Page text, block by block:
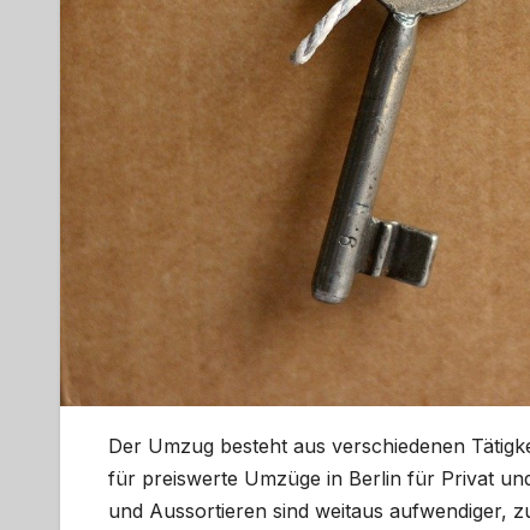
Der Umzug besteht aus verschiedenen
für preiswerte Umzüge in Berlin für Privat
und Aussortieren sind weitaus aufwendiger,